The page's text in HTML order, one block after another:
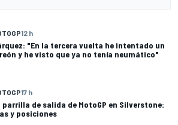
12 h
"En la tercera vuelta he intentado un
y he visto que ya no tenía neumático"
17 h
parrilla de salida de MotoGP en Silverstone:
y posiciones